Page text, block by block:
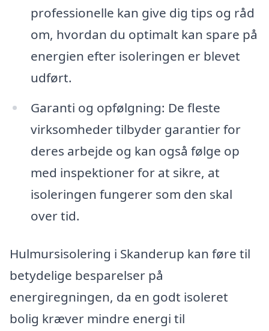
professionelle kan give dig tips og råd
om, hvordan du optimalt kan spare på
energien efter isoleringen er blevet
udført.
Garanti og opfølgning: De fleste
virksomheder tilbyder garantier for
deres arbejde og kan også følge op
med inspektioner for at sikre, at
isoleringen fungerer som den skal
over tid.
Hulmursisolering i Skanderup kan føre til
betydelige besparelser på
energiregningen, da en godt isoleret
bolig kræver mindre energi til